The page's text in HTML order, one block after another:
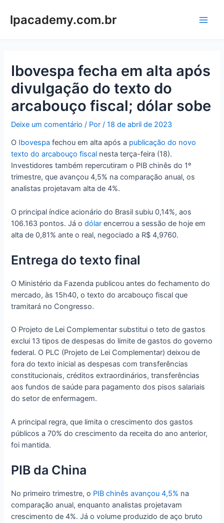
paralpacademy.com.br
Ibovespa fecha em alta após
divulgação do texto do
arcabouço fiscal; dólar sobe
Deixe um comentário / Por/18 de abril de 2023
O Ibovespa fechou em alta após a publicação do novo
texto do arcabouço fiscal nesta terça-feira (18).
Investidores também repercutiram o PIB chinês do 1º
trimestre, que avançou 4,5% na comparação anual, os
analistas projetavam alta de 4%.
O principal índice acionário do Brasil subiu 0,14%, aos
106.163 pontos. Já odólar encerrou a sessão de hoje em
alta de 0,81% ante o real, negociado a R$ 4,9760.
Entrega do texto final
O Ministério da Fazenda publicou antes do fechamento do
mercado, às 15h40, o texto do arcabouço fiscal que
tramitará no Congresso.
O Projeto de Lei Complementar substitui o teto de gastos
exclui 13 tipos de despesas do limite de gastos do governo
federal. O PLC (Projeto de Lei Complementar) deixou de
fora do texto inicial as despesas com transferências
constitucionais, créditos extraordinários, transferências
aos fundos de saúde para pagamento dos pisos salariais
do setor de enfermagem.
A principal regra, que limita o crescimento dos gastos
públicos a 70% do crescimento da receita do ano anterior,
foi mantida.
PIB da China
No primeiro trimestre, o PIB chinês avançou 4,5% na
comparação anual, enquanto analistas projetavam
crescimento de 4%. Já o volume produzido de aço bruto